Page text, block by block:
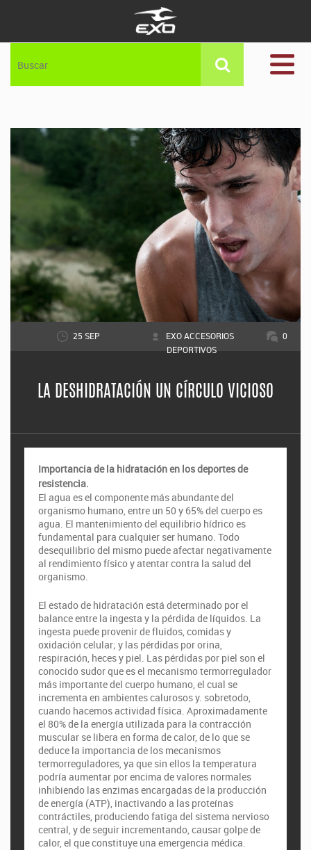
25 SEP
EXO ACCESORIOS
DEPORTIVOS
0
LA DESHIDRATACIÓN UN CÍRCULO VICIOSO
Importancia de la hidratación en los deportes de
resistencia.
El agua es el componente más abundante del
organismo humano, entre un 50 y 65% del cuerpo es
agua. El mantenimiento del equilibrio hídrico es
fundamental para cualquier ser humano. Todo
desequilibrio del mismo puede afectar negativamente
al rendimiento físico y atentar contra la salud del
organismo.
El estado de hidratación está determinado por el
balance entre la ingesta y la pérdida de líquidos. La
ingesta puede provenir de fluidos, comidas y
oxidación celular; y las pérdidas por orina,
respiración, heces y piel. Las pérdidas por piel son el
conocido sudor que es el mecanismo termorregulador
más importante del cuerpo humano, el cual se
incrementa en ambientes calurosos y. sobretodo,
cuando hacemos actividad física. Aproximadamente
el 80% de la energía utilizada para la contracción
muscular se libera en forma de calor, de lo que se
deduce la importancia de los mecanismos
termorreguladores, ya que sin ellos la temperatura
podría aumentar por encima de valores normales
inhibiendo las enzimas encargadas de la producción
de energía (ATP), inactivando a las proteínas
contráctiles, produciendo fatiga del sistema nervioso
central, y de seguir incrementando, causar golpe de
calor, el que constituye una emergencia médica.